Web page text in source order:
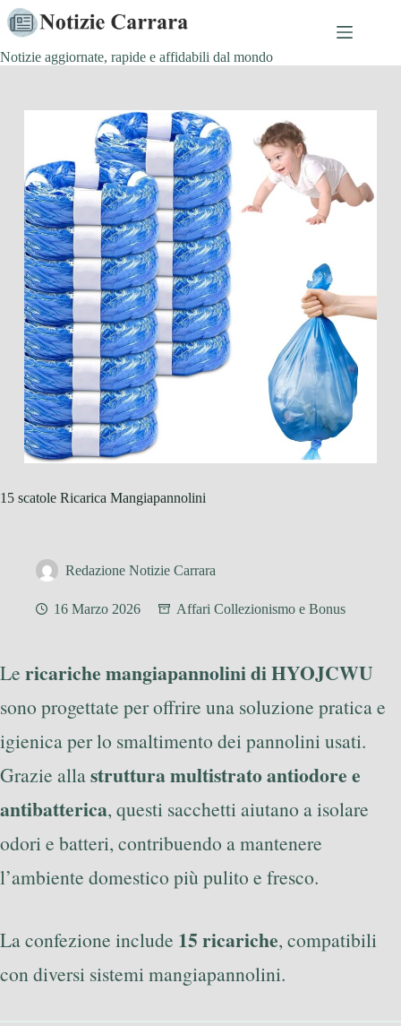
Salta
al
contenuto
Notizie aggiornate, rapide e affidabili dal mondo
15 scatole Ricarica Mangiapannolini
Redazione Notizie Carrara
16 Marzo 2026 Affari Collezionismo e Bonus
Le ricariche mangiapannolini di HYOJCWU
sono progettate per offrire una soluzione pratica e
igienica per lo smaltimento dei pannolini usati.
Grazie allastruttura multistrato antiodore e
antibatterica, questi sacchetti aiutano a isolare
odori e batteri, contribuendo a mantenere
l’ambiente domestico più pulito e fresco.
La confezione include 15 ricariche, compatibili
con diversi sistemi mangiapannolini.